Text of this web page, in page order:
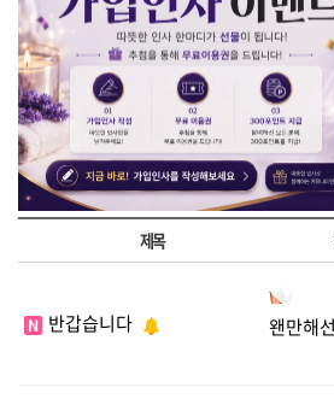
제목
N 반갑습니다
왠만해